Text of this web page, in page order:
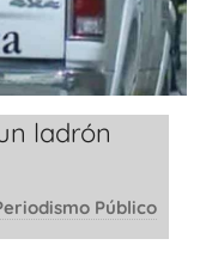
ladrón
Público